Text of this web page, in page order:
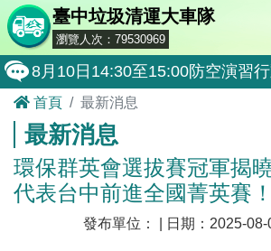
臺中垃圾清運大車隊
瀏覽人次：79530969
8月10日14:30至15:00防空演習
霧峰區清潔隊於115年8月25日(
大肚區清潔隊於115年8月25日(
北屯區清潔隊於115年8月11日(
外埔區清潔隊於115年8月18日(
首頁 最新消息
最新消息
環保群英會選拔賽冠軍揭
代表台中前進全國菁英賽！
發布單位： | 日期：2025-08-